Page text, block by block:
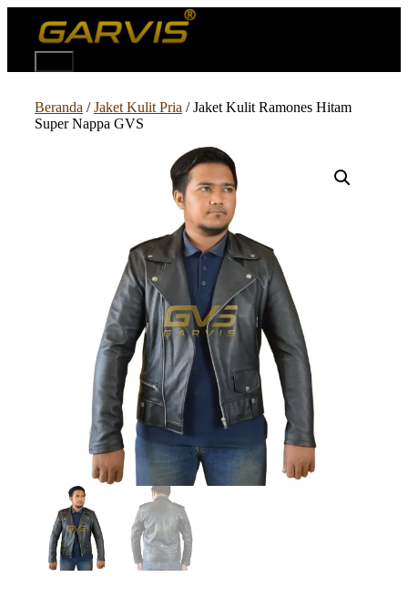
Beranda /Jaket Kulit Pria / Jaket Kulit Ramones Hitam
Super Nappa GVS